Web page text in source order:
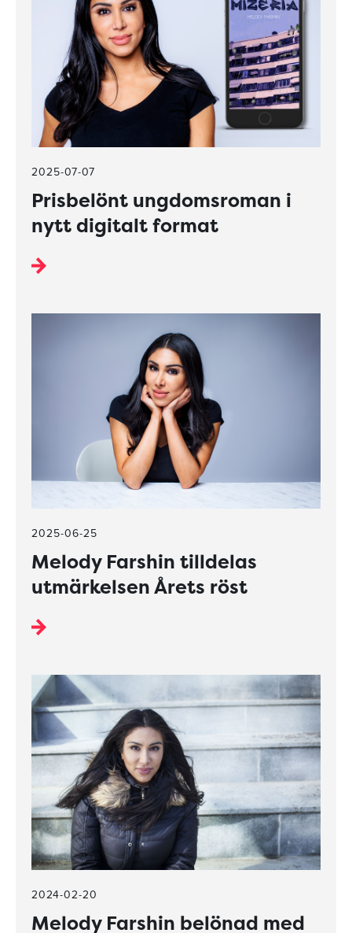
2025-07-07
Prisbelönt ungdomsroman i
nytt digitalt format
2025-06-25
Melody Farshin tilldelas
utmärkelsen Årets röst
2024-02-20
Melody Farshin belönad med